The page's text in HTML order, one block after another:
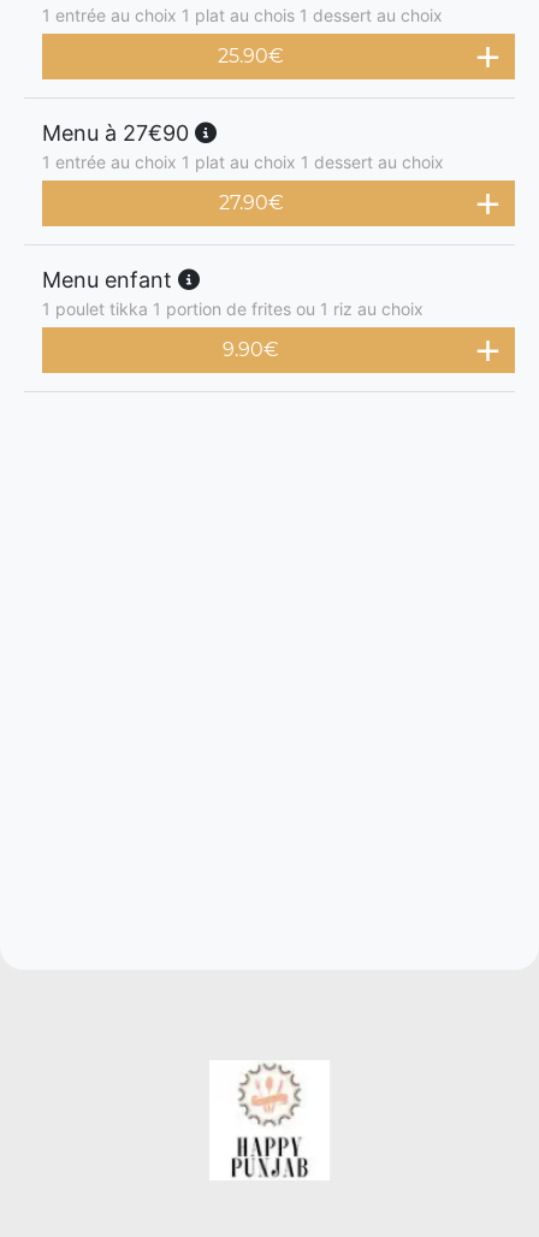
1 entrée au choix 1 plat au chois 1 dessert au choix
25.90€
Menu à 27€90
1 entrée au choix 1 plat au choix 1 dessert au choix
27.90€
Menu enfant
1 poulet tikka 1 portion de frites ou 1 riz au choix
9.90€